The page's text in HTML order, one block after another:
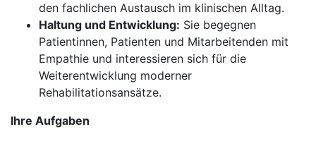
den fachlichen Austausch im klinischen Alltag.
Haltung und Entwicklung: Sie begegnen
Patientinnen, Patienten und Mitarbeitenden mit
Empathie und interessieren sich für die
Weiterentwicklung moderner
Rehabilitationsansätze.
Ihre Aufgaben